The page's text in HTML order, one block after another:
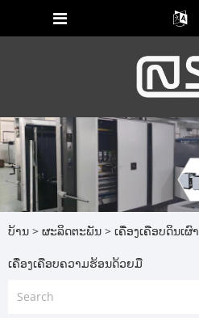
ບ້ານ > ຜະລິດຕະພັນ > ເຄື່ອງເຄືອບດິນເຜົາ
ເຄື່ອງເຄືອບຄວາມຮ້ອນດ້ວຍມື